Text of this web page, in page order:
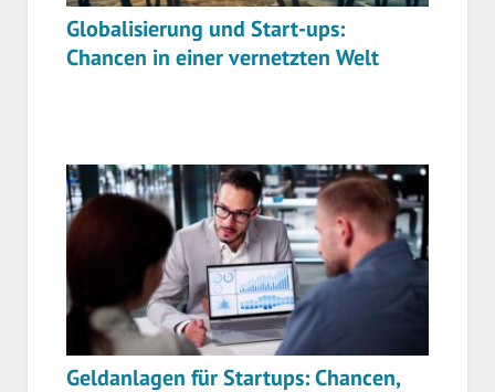
Globalisierung und Start-ups:
Chancen in einer vernetzten Welt
Geldanlagen für Startups: Chancen,